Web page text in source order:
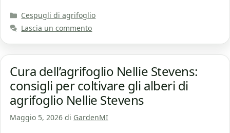
Categorie
Cespugli di agrifoglio
Lascia un commento
Cura dell’agrifoglio Nellie Stevens:
consigli per coltivare gli alberi di
agrifoglio Nellie Stevens
Maggio 5, 2026 di GardenMI